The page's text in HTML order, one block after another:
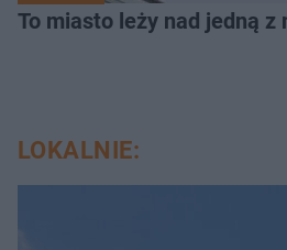
To miasto leży nad jedną
LOKALNIE: